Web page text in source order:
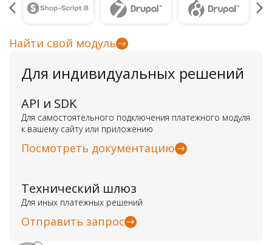
Найти свой модуль
Для индивидуальных решений
API и SDK
Для самостоятельного подключения платежного модуля
к вашему сайту или приложению
Посмотреть документацию
Технический шлюз
Для иных платежных решений
Отправить запрос